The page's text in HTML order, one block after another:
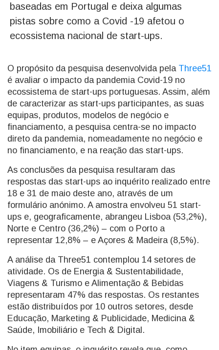
baseadas em Portugal e deixa algumas
pistas sobre como a Covid -19 afetou o
ecossistema nacional de start-ups.
O propósito da pesquisa desenvolvida pela Three51
é avaliar o impacto da pandemia Covid-19 no
ecossistema de start-ups portuguesas. Assim, além
de caracterizar as start-ups participantes, as suas
equipas, produtos, modelos de negócio e
financiamento, a pesquisa centra-se no impacto
direto da pandemia, nomeadamente no negócio e
no financiamento, e na reação das start-ups.
As conclusões da pesquisa resultaram das
respostas das start-ups ao inquérito realizado entre
18 e 31 de maio deste ano, através de um
formulário anónimo. A amostra envolveu 51 start-
ups e, geograficamente, abrangeu Lisboa (53,2%),
Norte e Centro (36,2%) – com o Porto a
representar 12,8% – e Açores & Madeira (8,5%).
A análise da Three51 contemplou 14 setores de
atividade. Os de Energia & Sustentabilidade,
Viagens & Turismo e Alimentação & Bebidas
representaram 47% das respostas. Os restantes
estão distribuídos por 10 outros setores, desde
Educação, Marketing & Publicidade, Medicina &
Saúde, Imobiliário e Tech & Digital.